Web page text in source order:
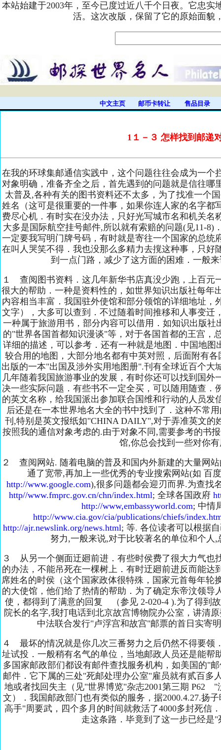
本站始建于2003年，至今已度过近八千个日夜。它忠
活。这次改版，保留了它的原始面貌
中文主页 邮币卡转让 售品目录
1１－３ 怎样找到邮递
在我的环球集邮通信实践中，这个问题往往会成为一个
对象明确，准备齐全之后，首先遇到的问题就是信往哪
太普及,各种有关的图书资料还不太多，为了找准一个
姓名（这可是很重要的一件事，如果你连人家的名字都
费尽心机．有时实在没办法，只好光写城市名和机关名
大多是国际航空挂号邮件,所以就有索赔的问题(见11-8)
一定要我写明门牌号码，有时就是寄往一个国家的总统
在叫人哭笑不得．我也没那么多精力去撹这种事，只好
到一点门路，减少了这方面的困难．一般
１ 查阅图书资料．这几年新华书店真没少跑，上百元
很大的帮助．一种是资料性的，如世界知识出版社每年
内容相当丰富．我国驻外使馆和部分领馆的详细地址，
文字），大多可以查到．不过随着时间推移和人事变迁
一种属于旅游用书，部分内容可以借用．如知识出版
的"世界各国首都知识漫谈"等，对于各国首都的王宫，
详细的描述，可以参考．还有一种就是地图．中国地
较合用的地图，大部分地名都有中英对照，后面附有
出版的一本"出国及涉外实用地图册".刊有全球近百个大
几年随着我国旅游事业的发展，有时你还可以找到国
决一些实际问题．有些书不一定全买，可以随用随查．
的英文名称，给我国派出参加联合国维和行动的人员发
后还是在一本世界地名大全的书中找到了．这种不常
刊,特别是英文报纸如"CHINA DAILY",对于弄准英文的
按照我的通信对象考虑的.由于对象不同,需要参考的书
馆,你总会找到一些对你
２ 查阅网站. 随着电脑的普及和国内外新建的大量网
通了宽带,再加上一些优秀的专业搜索网站(如 百
http://www.google.com),很多问题都会迎刃而界.为查找
http//www.fmprc.gov.cn/chn/index.html; 全球各国政府
http://www,embassyworld.com; 中情
http://www.cia.gov/cia/publications/chiefs/
http://ajr.newslink.org/news.html; 等. 各位读者可以根据
努力,一般来说,对于比较著名的单位和个人
３ 从另一个侧面迂廻前进．有些时侯费了很大力气也
的办法，不能吊死在一棵树上．有时迂廻前进反而能达
席姓名的时侯（这个国家政体很特殊，国家元首每年轮
的大使馆，他们给了热情的帮助．为了确定东帝汶领导
使，都得到了满意的回复 （参见 2-020-4 ).为了得到
院长的名字,我打电话到北京故宫博物院办公室，讲清
中法联合发行"卢浮宫和故宫"邮票的首日实寄
４ 最坏的情况就是你几次三番努力之后仍然不得要领
址试投．一般稍有名气的单位，当地邮政人员还是能帮
多国家邮政部们都设有邮件查找服务机构，如美国的"
邮件．它下属的三处"死邮处理办公室"雇员就有贰百多
地或者找回失主（见"世界博览"杂志2001第三期 P62
文）．我国邮政部门也有类似的服务，据2000.4.27.扬
高手"周要武，四个多月的时间就救活了4000多封死信
走这条路．毕竟到了这一步已经是